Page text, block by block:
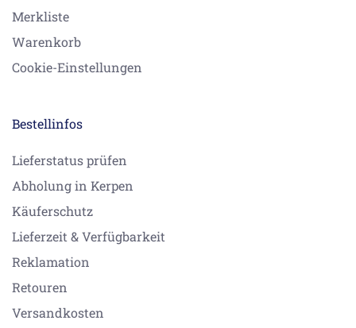
Merkliste
Warenkorb
Cookie-Einstellungen
Bestellinfos
Lieferstatus prüfen
Abholung in Kerpen
Käuferschutz
Lieferzeit & Verfügbarkeit
Reklamation
Retouren
Versandkosten